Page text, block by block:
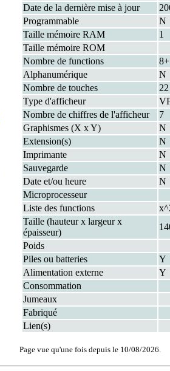
Date de la dernière mise à jour
Programmable
N
Taille mémoire RAM
1
Taille mémoire ROM
Nombre de functions
Alphanumérique
N
Nombre de touches
22
Type d'afficheur
Nombre de chiffres de l'afficheur
7
Graphismes (X x Y)
N
Extension(s)
N
Imprimante
N
Sauvegarde
N
Date et/ou heure
N
Microprocesseur
Liste des functions
Taille (hauteur x largeur x
épaisseur)
Poids
Piles ou batteries
Y
Alimentation externe
Y
Consommation
Jumeaux
Fabriqué
Lien(s)
Page vue qu'une fois depuis le 10/08/2026.